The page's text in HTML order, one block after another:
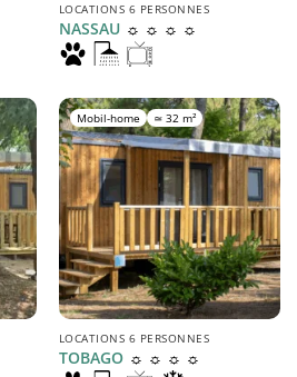
LOCATIONS 6 PERSONNES
NASSAU ☼ ☼ ☼ ☼
LOCATIONS 6 PERSONNES
TOBAGO ☼ ☼ ☼ ☼
Mobil-home ≃ 32 m²